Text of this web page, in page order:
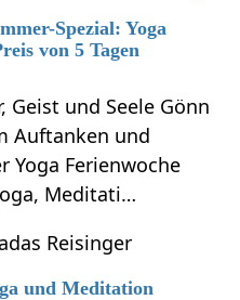
Spezial: Yoga
von 5 Tagen
Geist und Seele Gönn
Auftanken und
Yoga Ferienwoche
Meditati…
Reisinger
und Meditation